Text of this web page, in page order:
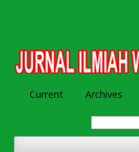
Current Archives